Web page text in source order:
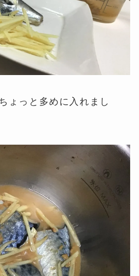
ょっと多めに入れまし